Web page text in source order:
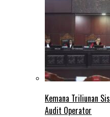
Kemana Triliunan
Audit Operator